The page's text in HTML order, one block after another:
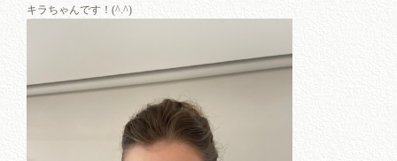
キラちゃんです！(^.^)